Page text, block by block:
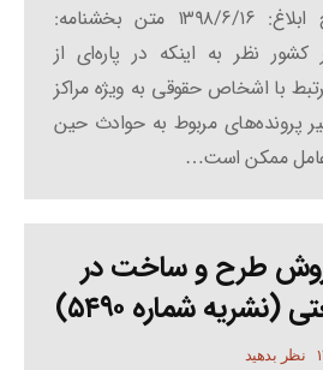
۹۰۰۰/۷۷۵۲۹/۱۰۰ تاریخ ابلاغ: ۱۳۹۸/۶/۱۶ متن بخشنامه:
نظر به اینکه در پاره‌ای از
با اشخاص حقوقی به ویژه مراکز
پرونده‌های مربوط به حوادث حین
ممکن است…
طرح و ساخت در
شماره ۵۴۹۰)
نظر بدهید